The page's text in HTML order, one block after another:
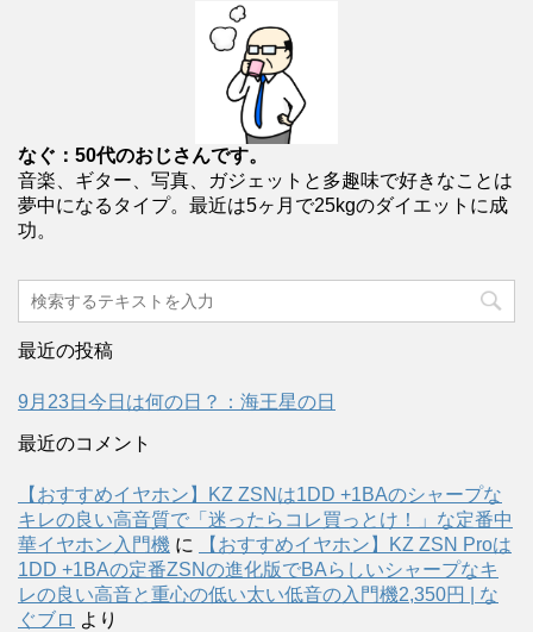
なぐ：50代のおじさんです。
音楽、ギター、写真、ガジェットと多趣味で好きなことは
夢中になるタイプ。最近は5ヶ月で25kgのダイエットに成
功。
最近の投稿
9月23日今日は何の日？：海王星の日
最近のコメント
【おすすめイヤホン】KZ ZSNは1DD +1BAのシャープな
キレの良い高音質で「迷ったらコレ買っとけ！」な定番中
華イヤホン入門機 に
【おすすめイヤホン】KZ ZSN Proは
1DD +1BAの定番ZSNの進化版でBAらしいシャープなキ
レの良い高音と重心の低い太い低音の入門機2,350円 | な
ぐブロ より